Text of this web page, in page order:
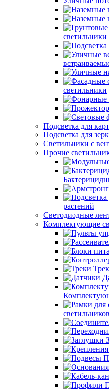
светильники
светильники
Подсветка для
Подсветка для
Светильники с
Прочие
растений
Светодиодные
Комплектующие
светильников